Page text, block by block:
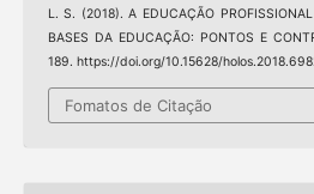
L. S. (2018). A EDUCAÇÃO
BASES DA EDUCAÇÃO: PONTOS E
189. https://doi.org/10.15628/
Fomatos de Citação